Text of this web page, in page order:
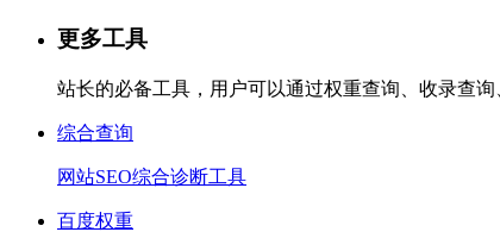
更多工具
站长的必备工具，用户可以通过权重查询、收录查
综合查询
网站SEO综合诊断工具
百度权重